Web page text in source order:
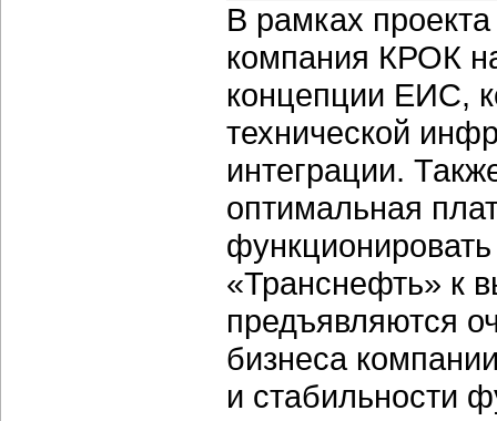
В рамках
компания КРОК
концепции ЕИС,
технической
интеграции.
оптимальная
«Транснефть» к
предъявляются
бизнеса
и стабильности